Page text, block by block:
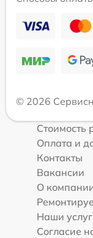
© 2026
Стоимость
Оплата и
Контакты
Вакансии
О
Наши
Согласие